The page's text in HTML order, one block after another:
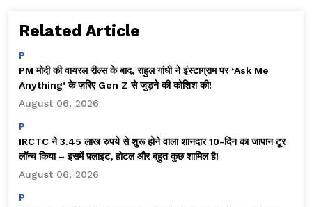
Related Article
P
PM मोदी की वायरल रील्स के बाद, राहुल गांधी ने इंस्टाग्राम पर ‘Ask Me
Anything’ के ज़रिए Gen Z से जुड़ने की कोशिश की!
August 06, 2026
P
IRCTC ने 3.45 लाख रुपये से शुरू होने वाला शानदार 10-दिन का जापान टूर
लॉन्च किया – इसमें फ़्लाइट, होटल और बहुत कुछ शामिल है!
August 06, 2026
P